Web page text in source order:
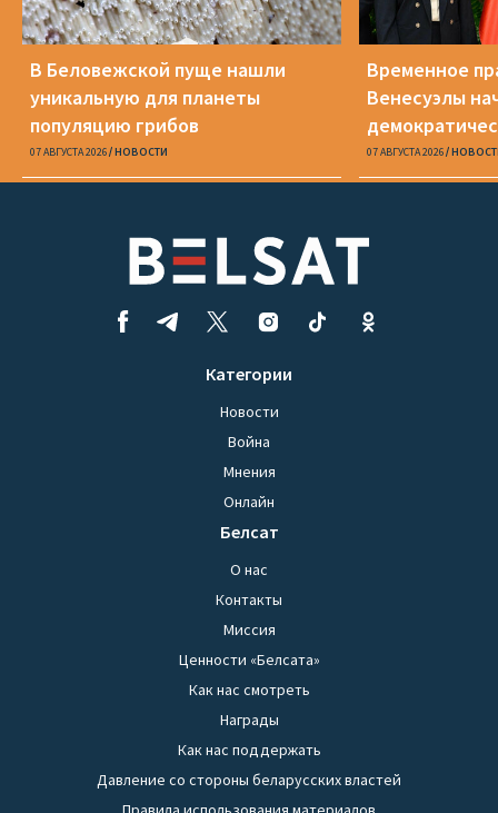
В Беловежской пуще нашли
уникальную для планеты
популяцию грибов
07 АВГУСТА 2026 НОВОСТИ
Временное
Венесуэлы
07 АВГУСТА 2026
Категории
Новости
Война
Мнения
Онлайн
Белсат
О нас
Контакты
Миссия
Ценности «Белсата»
Как нас смотреть
Награды
Как нас поддержать
Давление со стороны беларусских властей